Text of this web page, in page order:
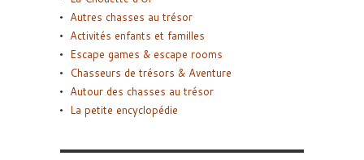
Autres chasses au trésor
Activités enfants et familles
Escape games & escape rooms
Chasseurs de trésors & Aventure
Autour des chasses au trésor
La petite encyclopédie